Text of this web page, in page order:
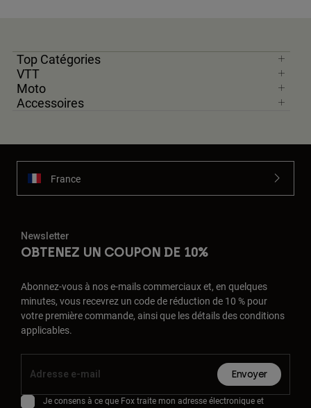
Top Catégories
VTT
Moto
Accessoires
France
Newsletter
OBTENEZ UN COUPON DE 10%
Abonnez-vous à nos e-mails commerciaux et, en quelques
minutes, vous recevrez un code de réduction de 10 % pour
votre première commande, ainsi que les détails des conditions
applicables.
Envoyer
Je consens à ce que Fox traite mon adresse électronique et